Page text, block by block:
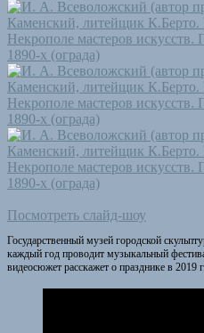
Посмотреть слайд-шоу
Государственный музей городской
каждый год проводит музыкальный
видеосюжет расскажет о празднике в 2019 г.